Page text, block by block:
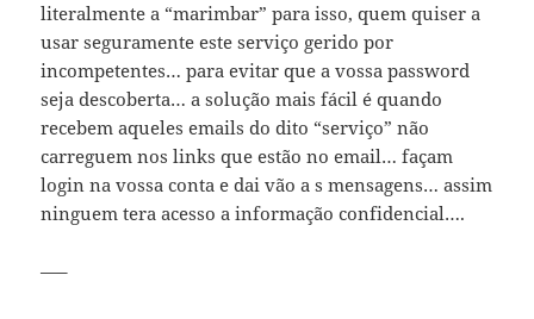
literalmente a “marimbar” para isso, quem quiser a
usar seguramente este serviço gerido por
incompetentes… para evitar que a vossa password
seja descoberta… a solução mais fácil é quando
recebem aqueles emails do dito “serviço” não
carreguem nos links que estão no email… façam
login na vossa conta e dai vão a s mensagens… assim
ninguem tera acesso a informação confidencial….
—–